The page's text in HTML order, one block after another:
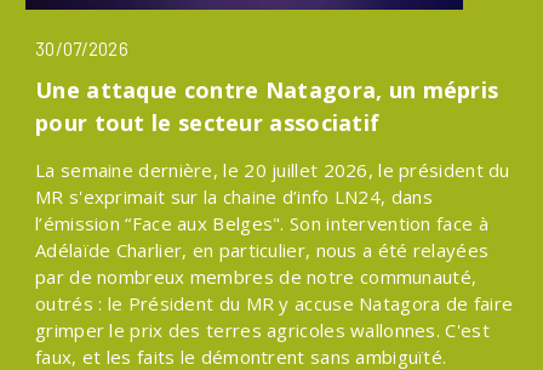
30/07/2026
Une attaque contre Natagora, un mépris
pour tout le secteur associatif
La semaine dernière, le 20 juillet 2026, le président du
MR s'exprimait sur la chaine d’info LN24, dans
l’émission “Face aux Belges". Son intervention face à
Adélaïde Charlier, en particulier, nous a été relayées
par de nombreux membres de notre communauté,
outrés : le Président du MR y accuse Natagora de faire
grimper le prix des terres agricoles wallonnes. C'est
faux, et les faits le démontrent sans ambiguïté.